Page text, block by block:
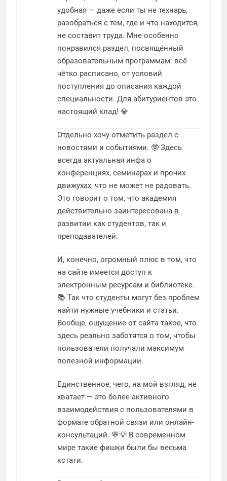
удобная — даже если ты не технарь,
разобраться с тем, где и что находится,
не составит труда. Мне особенно
понравился раздел, посвящённый
образовательным программам: всё
чётко расписано, от условий
поступления до описания каждой
специальности. Для абитуриентов это
настоящий клад! 💎
Отдельно хочу отметить раздел с
новостями и событиями. 🤓 Здесь
всегда актуальная инфа о
конференциях, семинарах и прочих
движухах, что не может не радовать.
Это говорит о том, что академия
действительно заинтересована в
развитии как студентов, так и
преподавателей.
И, конечно, огромный плюс в том, что
на сайте имеется доступ к
электронным ресурсам и библиотеке.
📚 Так что студенты могут без проблем
найти нужные учебники и статьи.
Вообще, ощущение от сайта такое, что
здесь реально заботятся о том, чтобы
пользователи получали максимум
полезной информации.
Единственное, чего, на мой взгляд, не
хватает — это более активного
взаимодействия с пользователями в
формате обратной связи или онлайн-
консультаций. 💬💡 В современном
мире такие фишки были бы весьма
кстати.